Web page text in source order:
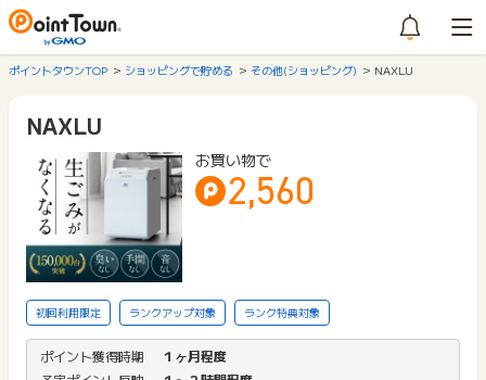
ポイントタウンTOP ショッピングで貯める その他(ショッピング) NAXLU
NAXLU
お買い物で
2,560
初回利用限定 ランクアップ対象 ランク特典対象
ポイント獲得時期
１ヶ月程度